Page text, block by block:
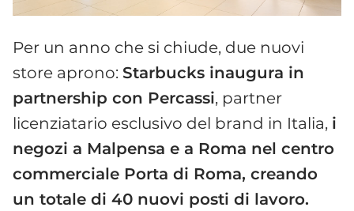
Per un anno che si chiude, due nuovi
store aprono: Starbucks inaugura in
partnership con Percassi, partner
licenziatario esclusivo del brand in Italia, i
negozi a Malpensa e a Roma nel centro
commerciale Porta di Roma, creando
un totale di 40 nuovi posti di lavoro.